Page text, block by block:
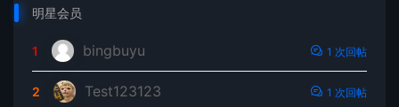
明星会员
1 bingbuyu 1 次回帖
2 Test123123 1 次回帖